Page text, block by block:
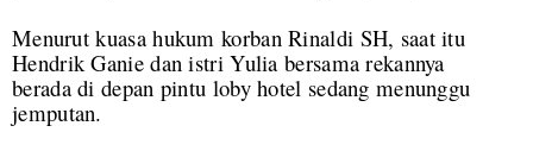
Menurut kuasa hukum korban Rinaldi SH, saat itu
Hendrik Ganie dan istri Yulia bersama rekannya
berada di depan pintu loby hotel sedang menunggu
jemputan.